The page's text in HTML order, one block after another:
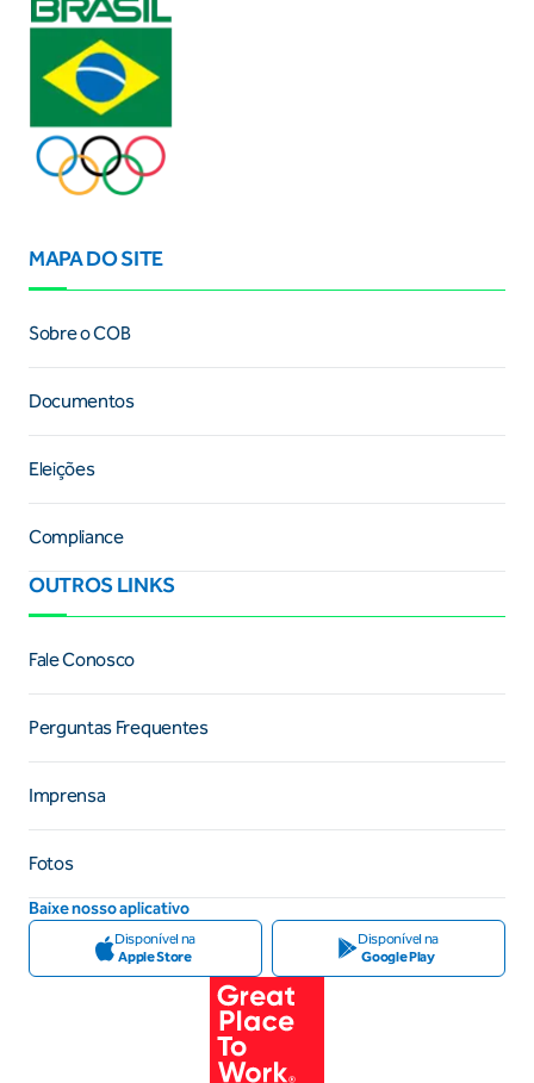
MAPA DO SITE
Sobre o COB
Documentos
Eleições
Compliance
OUTROS LINKS
Fale Conosco
Perguntas Frequentes
Imprensa
Fotos
Baixe nosso aplicativo
Disponível na
Apple Store
Disponível na
Google Play